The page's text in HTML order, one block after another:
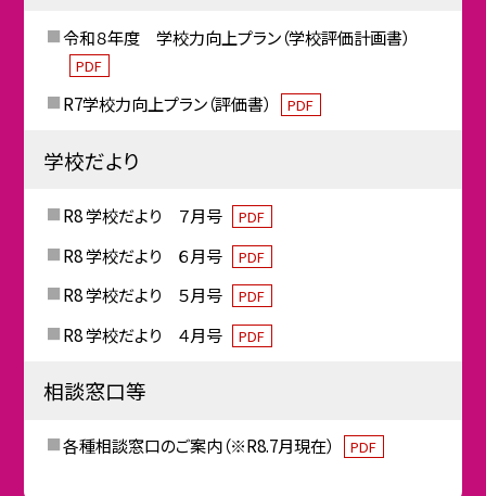
令和８年度 学校力向上プラン（学校評価計画書）
PDF
R7学校力向上プラン（評価書） PDF
学校だより
R8 学校だより ７月号 PDF
R8 学校だより ６月号 PDF
R8 学校だより ５月号 PDF
R8 学校だより ４月号 PDF
相談窓口等
各種相談窓口のご案内（※R8.7月現在） PDF